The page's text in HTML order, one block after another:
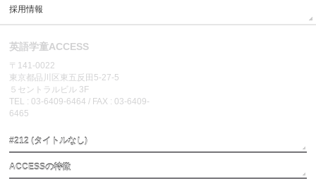
採用情報
英語学童ACCESS
〒141-0022
東京都品川区東五反田5-27-5
５セントラルビル 3F
TEL : 03-6409-6464 / FAX : 03-6409-
6465
#212 (タイトルなし)
ACCESSの特徴